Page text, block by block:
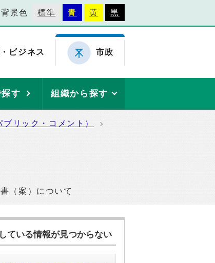
背景色 標準 青 黄 黒
ビジネス 市政
す 組織から探す
リック・コメント）
（案）について
ている情報が見つからない